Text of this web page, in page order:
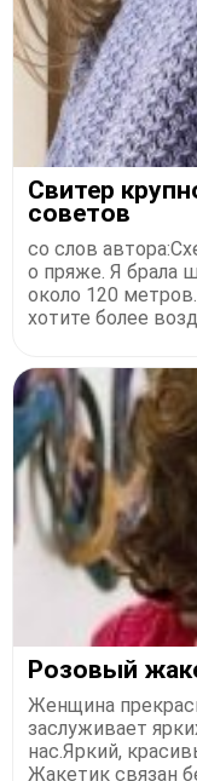
Свитер
советов
со слов
о пряже. Я брала
около 120
хотите более
Розовый
Женщина
заслуживает
нас.Яркий,
Жакетик связан